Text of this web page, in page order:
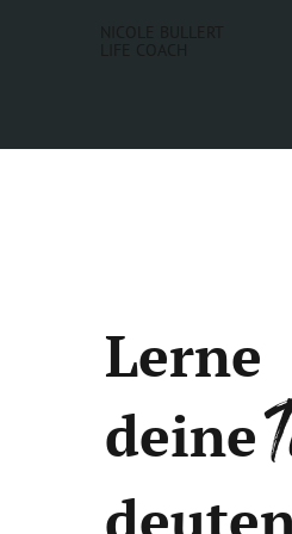
Lerne
deine